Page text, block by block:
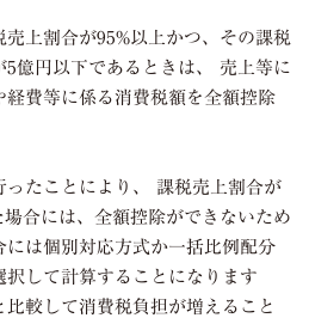
売上割合が95%以上かつ、その課税
5億円以下であるときは、 売上等に
費等に係る消費税額を全額控除
ったことにより、 課税売上割合が
場合には、全額控除ができないため
は個別対応方式か一括比例配分
して計算することになります
較して消費税負担が増えること